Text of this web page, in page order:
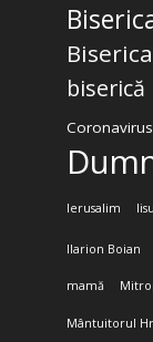
biserică
Coronavirus
Ierusalim
Ilarion Boian
mamă
Mântuitorul